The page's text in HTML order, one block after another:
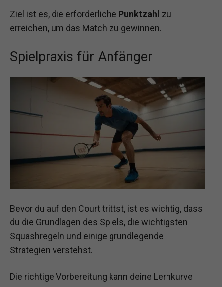
Ziel ist es, die erforderliche Punktzahl zu
erreichen, um das Match zu gewinnen.
Spielpraxis für Anfänger
Bevor du auf den Court trittst, ist es wichtig, dass
du die Grundlagen des Spiels, die wichtigsten
Squashregeln und einige grundlegende
Strategien verstehst.
Die richtige Vorbereitung kann deine Lernkurve